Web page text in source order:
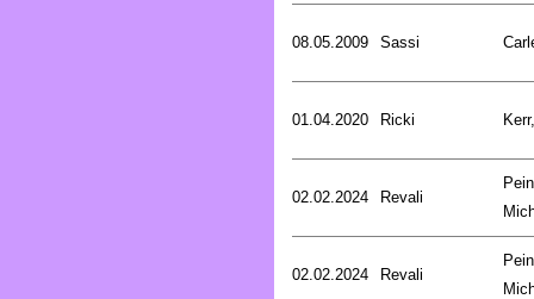
08.05.2009 Sassi
01.04.2020 Ricki
02.02.2024 Revali
02.02.2024 Revali